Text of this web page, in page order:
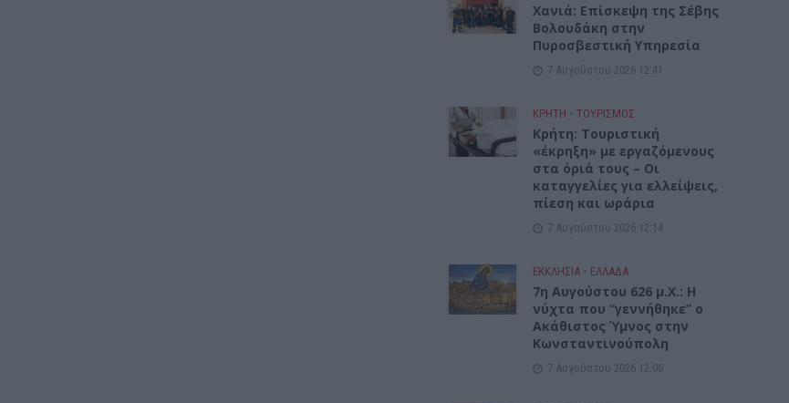
Xανιά: Επίσκεψη της Σέβης
Βολουδάκη στην
Πυροσβεστική Υπηρεσία
7 Αυγούστου 2026 12:41
ΚΡΗΤΗ • ΤΟΥΡΙΣΜΟΣ
Κρήτη: Τουριστική
«έκρηξη» με εργαζόμενους
στα όριά τους – Οι
καταγγελίες για ελλείψεις,
πίεση και ωράρια
7 Αυγούστου 2026 12:14
ΕΚΚΛΗΣΙΑ • ΕΛΛΑΔΑ
7η Αυγούστου 626 μ.Χ.: Η
νύχτα που “γεννήθηκε” ο
Ακάθιστος Ύμνος στην
Κωνσταντινούπολη
7 Αυγούστου 2026 12:06